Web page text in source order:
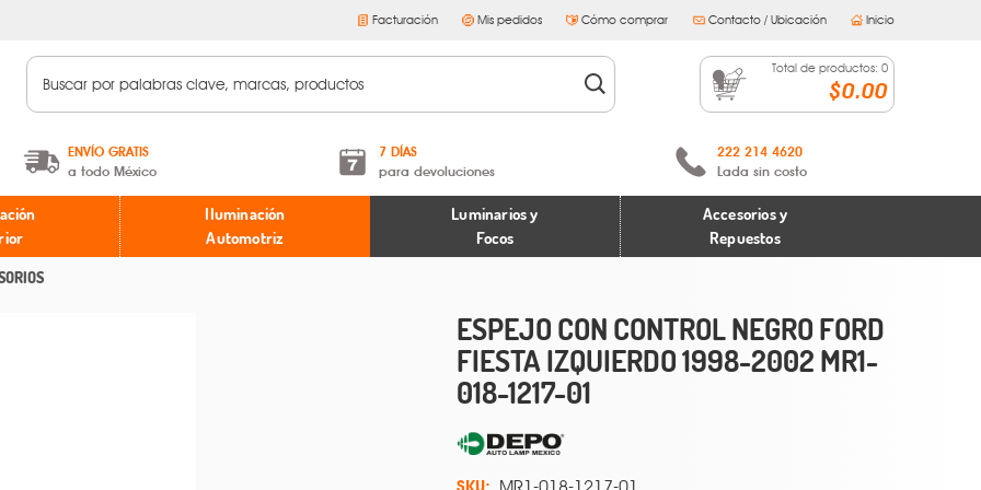
Facturación Mis pedidos Cómo comprar Contacto / Ubicación Inicio
Total de productos: 0
$0.00
ENVÍO GRATIS
a todo México
A partir de $599 MXN.
* Aplican restricciones
7 DÍAS
para devoluciones
Términos y condiciones
Políticas de devoluciones
222 214 4620
Lada sin costo
Iluminación
Automotriz
Luminarios y
Focos
Accesorios y
Repuestos
ESPEJO CON CONTROL NEGRO FORD
FIESTA IZQUIERDO 1998-2002 MR1-
018-1217-01
SKU: MR1-018-1217-01